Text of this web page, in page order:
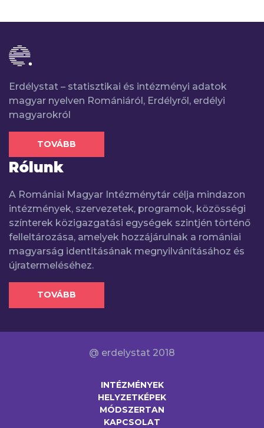
Erdélystat – statisztikai és intézményi adatok
magyar nyelven Romániáról, Erdélyről, erdélyi
magyarokról
TOVÁBB
Rólunk
A Romániai Magyar Intézménytár célja mindazon
intézmények, szervezetek, programok, közösségi
színterek közigazgatási egységek szintjén történő
felleltározása, amelyek hozzájárulnak a romániai
magyarság identitásának megnyilvánításához és
újratermeléséhez.
TOVÁBB
@ erdelystat 2018
INTÉZMÉNYEK
HELYZETKÉPEK
MÓDSZERTAN
KAPCSOLAT